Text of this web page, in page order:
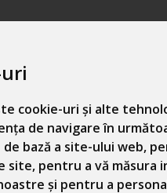
cookie-uri și alte
de navigare în
bază a site-ului web,
site, pentru a vă măsura
și pentru a